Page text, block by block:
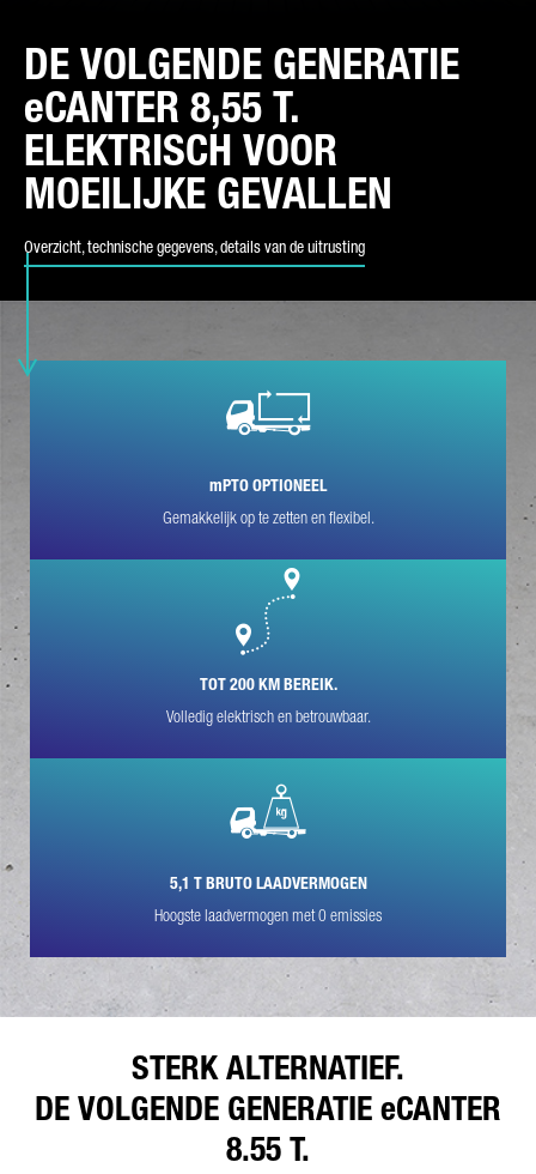
DE VOLGENDE GENERATIE
eCANTER 8,55 T.
ELEKTRISCH VOOR
MOEILIJKE GEVALLEN
Overzicht, technische gegevens, details van de uitrusting
SOORT VERZOEK*
UW BERICHT (OPTIONEEL)
* Het veld is verplicht
uitsluitend voor de verwerking van uw aanvraag. Verdere
details over de verwerking van uw persoonlijke gegevens door
Daimler Truck AG en gedetailleerde informatie over uw rechten
Friendly Captcha
mPTO OPTIONEEL
Gemakkelijk op te zetten en flexibel.
TOT 200 KM BEREIK.
Volledig elektrisch en betrouwbaar.
5,1 T BRUTO LAADVERMOGEN
Hoogste laadvermogen met 0 emissies
STERK ALTERNATIEF.
DE VOLGENDE GENERATIE eCANTER
8.55 T.